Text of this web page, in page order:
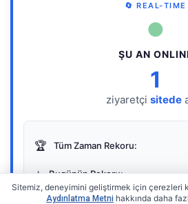
🔄 REAL-TIME
●
ŞU AN
1
ziyaretçi sitede
🏆 Tüm Zaman Rekoru:
⭐ Bugünün Rekoru:
Sitemiz, deneyimini geliştirmek için çerezleri
Aydınlatma Metni hakkında daha